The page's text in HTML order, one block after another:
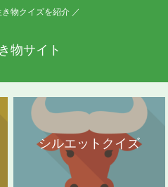
物クイズを紹介 ／
物サイト
シルエットクイズ